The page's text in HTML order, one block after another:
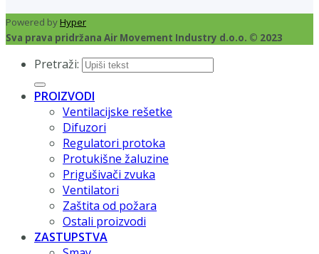
Powered byHyper
Sva prava pridržana Air Movement Industry d.o.o. © 2023
Pretraži:
PROIZVODI
Ventilacijske rešetke
Difuzori
Regulatori protoka
Protukišne žaluzine
Prigušivači zvuka
Ventilatori
Zaštita od požara
Ostali proizvodi
ZASTUPSTVA